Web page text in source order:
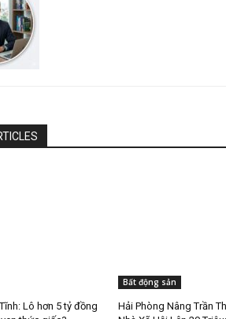
Lô hơn 5 tỷ đồng
Bất động sản
Hải Phòng Nâng Trần